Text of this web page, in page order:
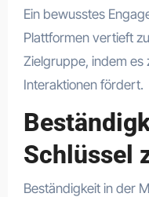
Ein bewusstes
Plattformen vertieft
Zielgruppe, indem es
Interaktionen fördert.
Schlüssel
Beständigkeit in der